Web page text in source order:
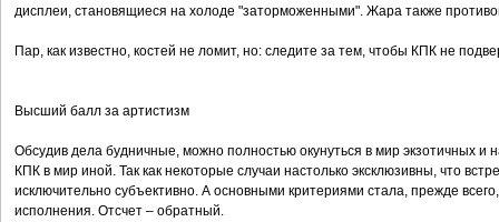
дисплеи, становящиеся на холоде "заторможенными". Жара также
Пар, как известно, костей не ломит, но: следите за тем, чтобы КПК не
Высший балл за артистизм
Обсудив дела будничные, можно полностью окунуться в мир экзотичных и
КПК в мир иной. Так как некоторые случаи настолько эксклюзивны, что
исключительно субъективно. А основными критериями стала, прежде
исполнения. Отсчет – обратный.